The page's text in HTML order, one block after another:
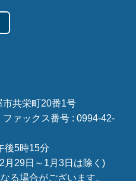
市共栄町20番1号
ファックス番号 : 0994-42-
後5時15分
月29日～1月3日は除く)
る場合がございます。